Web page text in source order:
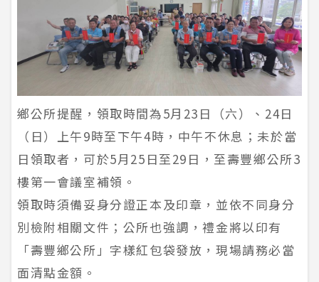
鄉公所提醒，領取時間為5月23日（六）、24日
（日）上午9時至下午4時，中午不休息；未於當
日領取者，可於5月25日至29日，至壽豐鄉公所3
樓第一會議室補領。
領取時須備妥身分證正本及印章，並依不同身分
別檢附相關文件；公所也強調，禮金將以印有
「壽豐鄉公所」字樣紅包袋發放，現場請務必當
面清點金額。